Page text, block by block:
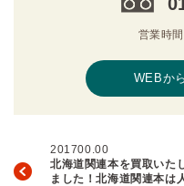
営業時
WEBか
201700.00
北海道関連本を買取いた
ました！北海道関連本は